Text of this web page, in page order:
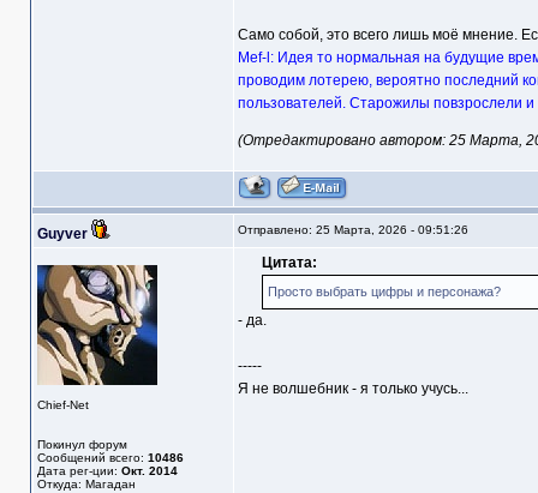
Само собой, это всего лишь моё мнение.
Mef-l: Идея то нормальная на будущие
проводим лотерею, вероятно последний
пользователей. Старожилы повзрослели
(Отредактировано автором: 25 Марта,
Guyver Отправлено: 25 Марта, 2026 - 09:51:26
Chief-Net
Покинул форум
Сообщений всего: 10486
Дата рег-ции: Окт. 2014
Откуда: Магадан
Цитата:
Просто выбрать цифры и персонажа?
- да.
-----
Я не волшебник - я только учусь...